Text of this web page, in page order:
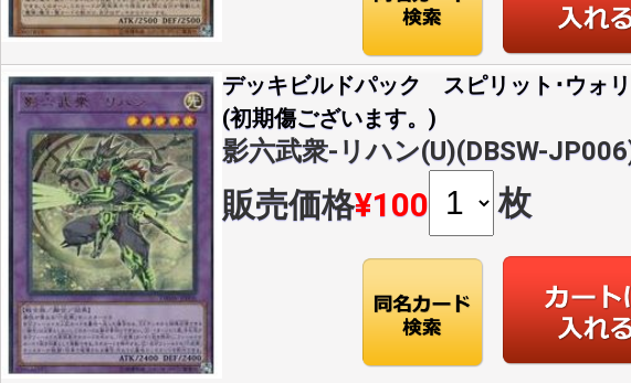
デッキビルドパック スピリット･ウォ
(初期傷ございます。)
影六武衆-リハン(U)(DBSW-
販売価格¥100 枚